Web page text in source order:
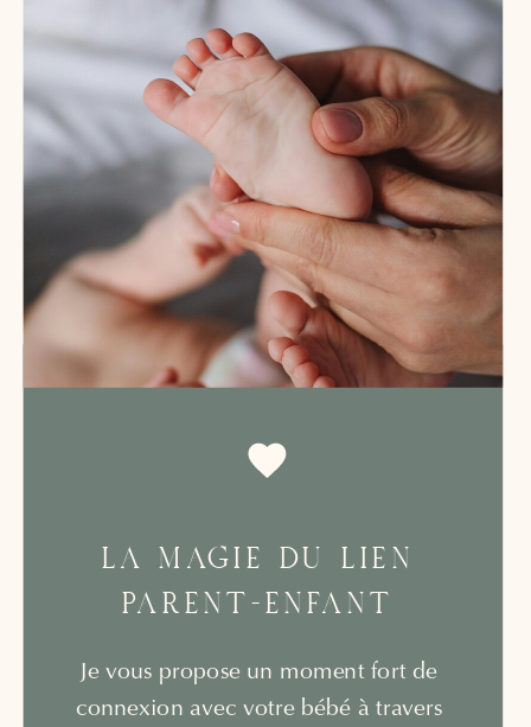
Je vous propose un moment fort de
connexion avec votre bébé à travers
LA MAGIE DU LIEN
PARENT-ENFANT